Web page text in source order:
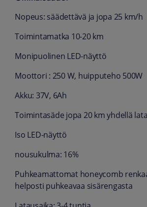
Nopeus: säädettävä ja jopa 25 km/h
Toimintamatka 10-20 km
Monipuolinen LED-näyttö
Moottori : 250 W, huipputeho 500W
Akku: 37V, 6Ah
Toimintasäde jopa 20 km yhdellä
Iso LED-näyttö
nousukulma: 16%
Puhkeamattomat honeycomb
helposti puhkeavaa sisärengasta